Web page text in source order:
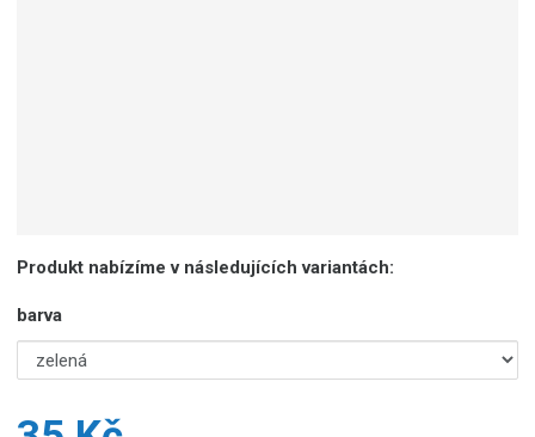
Produkt nabízíme v následujících variantách:
barva